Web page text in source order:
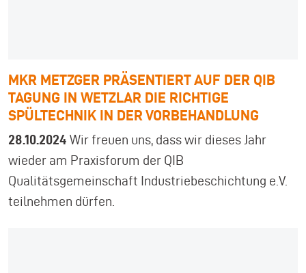
MKR METZGER PRÄSENTIERT AUF DER QIB
TAGUNG IN WETZLAR DIE RICHTIGE
SPÜLTECHNIK IN DER VORBEHANDLUNG
28.10.2024 Wir freuen uns, dass wir dieses Jahr
wieder am Praxisforum der QIB
Qualitätsgemeinschaft Industriebeschichtung e.V.
teilnehmen dürfen.